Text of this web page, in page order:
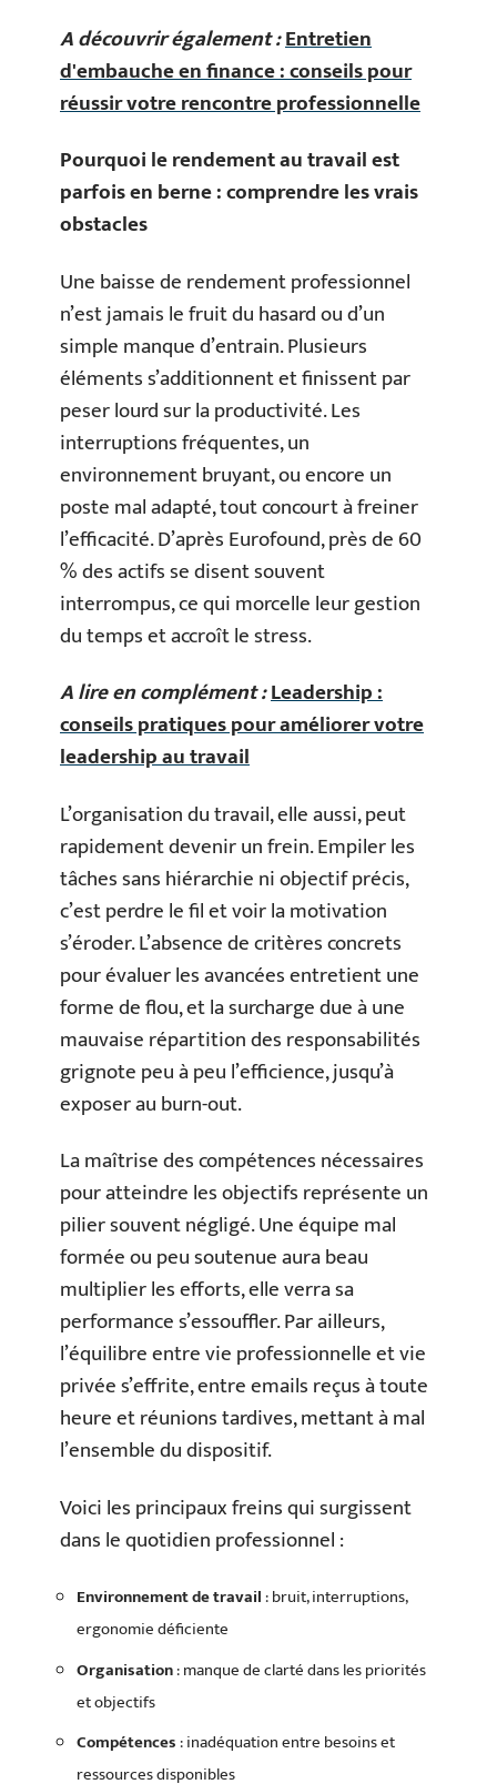
A découvrir également :Entretien
d'embauche en finance : conseils pour
réussir votre rencontre professionnelle
Pourquoi le rendement au travail est
parfois en berne : comprendre les vrais
obstacles
Une baisse de rendement professionnel
n’est jamais le fruit du hasard ou d’un
simple manque d’entrain. Plusieurs
éléments s’additionnent et finissent par
peser lourd sur la productivité. Les
interruptions fréquentes, un
environnement bruyant, ou encore un
poste mal adapté, tout concourt à freiner
l’efficacité. D’après Eurofound, près de 60
% des actifs se disent souvent
interrompus, ce qui morcelle leur gestion
du temps et accroît le stress.
A lire en complément :Leadership :
conseils pratiques pour améliorer votre
leadership au travail
L’organisation du travail, elle aussi, peut
rapidement devenir un frein. Empiler les
tâches sans hiérarchie ni objectif précis,
c’est perdre le fil et voir la motivation
s’éroder. L’absence de critères concrets
pour évaluer les avancées entretient une
forme de flou, et la surcharge due à une
mauvaise répartition des responsabilités
grignote peu à peu l’efficience, jusqu’à
exposer au burn-out.
La maîtrise des compétences nécessaires
pour atteindre les objectifs représente un
pilier souvent négligé. Une équipe mal
formée ou peu soutenue aura beau
multiplier les efforts, elle verra sa
performance s’essouffler. Par ailleurs,
l’équilibre entre vie professionnelle et vie
privée s’effrite, entre emails reçus à toute
heure et réunions tardives, mettant à mal
l’ensemble du dispositif.
Voici les principaux freins qui surgissent
dans le quotidien professionnel :
Environnement de travail: bruit, interruptions,
ergonomie déficiente
Organisation: manque de clarté dans les priorités
et objectifs
Compétences: inadéquation entre besoins et
ressources disponibles